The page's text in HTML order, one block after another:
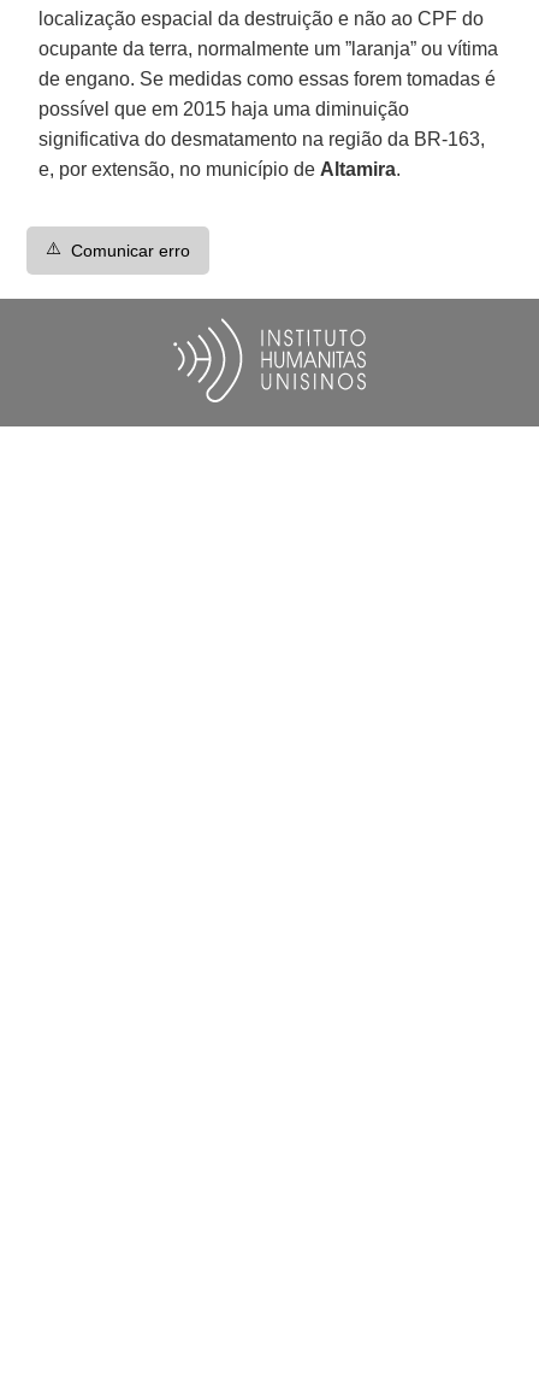
localização espacial da destruição e não ao CPF do
ocupante da terra, normalmente um ”laranja” ou vítima
de engano. Se medidas como essas forem tomadas é
possível que em 2015 haja uma diminuição
significativa do desmatamento na região da BR-163,
e, por extensão, no município de Altamira.
⚠️ Comunicar erro